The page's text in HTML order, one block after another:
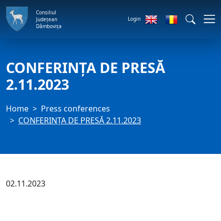
Consiliul
Județean
Dâmbovița
Login
CONFERINȚA DE PRESĂ
2.11.2023
Home
Press conferences
CONFERINȚA DE PRESĂ 2.11.2023
02.11.2023